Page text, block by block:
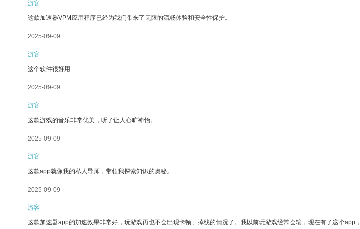
游客
这款加速器VPM应用程序已经为我们带来了无限的流畅体验和安全性保护。
2025-09-09
游客
这个软件很好用
2025-09-09
游客
这款游戏的音乐非常优美，听了让人心旷神怡。
2025-09-09
游客
这款app就像我的私人导师，带领我探索知识的奥秘。
2025-09-09
游客
这款加速器app的加速效果非常好，玩游戏再也不会出现卡顿、掉线的情况了。我以前玩游戏经常会输，现在有了这个app